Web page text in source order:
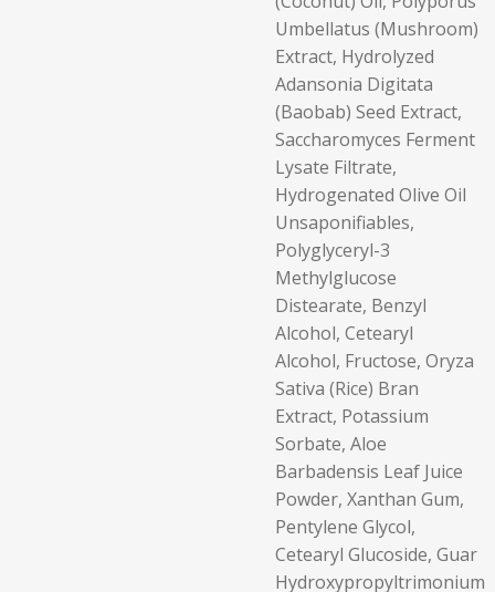
Umbellatus (Mushroom)
Extract, Hydrolyzed
Adansonia Digitata
(Baobab) Seed Extract,
Saccharomyces Ferment
Lysate Filtrate,
Hydrogenated Olive Oil
Unsaponifiables,
Polyglyceryl-3
Methylglucose
Distearate, Benzyl
Alcohol, Cetearyl
Alcohol, Fructose, Oryza
Sativa (Rice) Bran
Extract, Potassium
Sorbate, Aloe
Barbadensis Leaf Juice
Powder, Xanthan Gum,
Pentylene Glycol,
Cetearyl Glucoside, Guar
Hydroxypropyltrimonium